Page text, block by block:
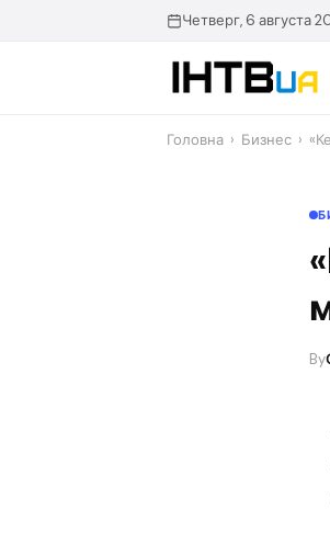
Четверг, 6 августа
Головна › Бизнес ›
By